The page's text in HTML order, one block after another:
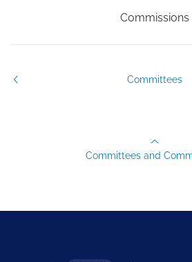
Commissions
Committees
Committees and